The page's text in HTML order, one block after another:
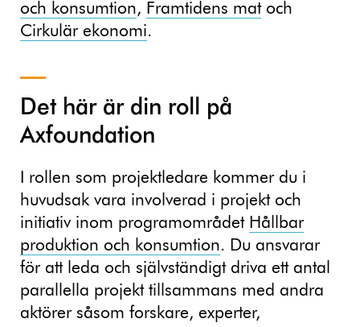
och konsumtion, Framtidens matoch
Cirkulär ekonomi.
Det här är din roll på
Axfoundation
I rollen som projektledare kommer du i
huvudsak vara involverad i projekt och
initiativ inom programområdet Hållbar
produktion och konsumtion. Du ansvarar
för att leda och självständigt driva ett antal
parallella projekt tillsammans med andra
aktörer såsom forskare, experter,